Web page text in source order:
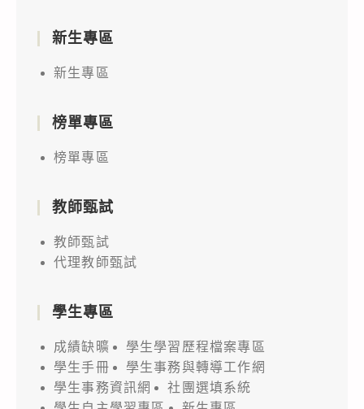
新生專區
新生專區
榜單專區
榜單專區
教師甄試
教師甄試
代理教師甄試
學生專區
成績缺曠
學生學習歷程檔案專區
學生手冊
學生事務與轉導工作網
學生事務資訊網
社團選填系統